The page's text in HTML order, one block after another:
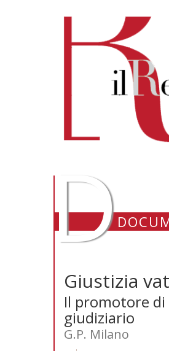
D
Giustizia
Il promotore
giudiziario
G.P. Milano